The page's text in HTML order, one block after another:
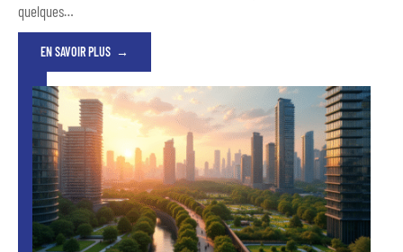
quelques…
EN SAVOIR PLUS